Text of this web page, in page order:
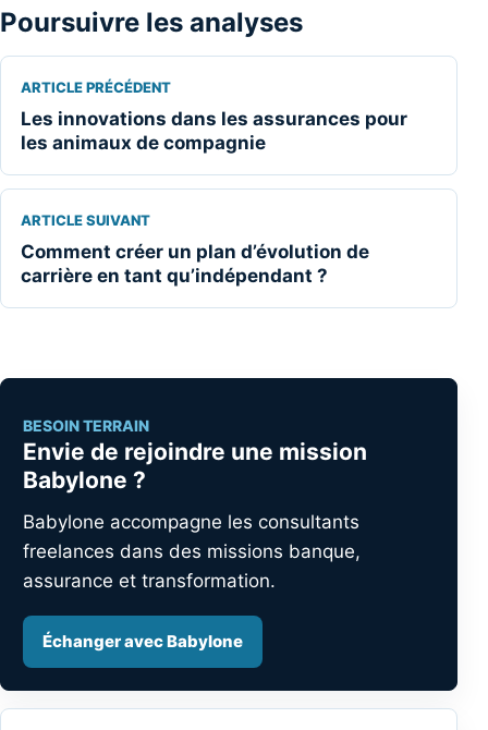
Poursuivre les analyses
ARTICLE PRÉCÉDENT
Les innovations dans les assurances pour
les animaux de compagnie
ARTICLE SUIVANT
Comment créer un plan d’évolution de
carrière en tant qu’indépendant ?
BESOIN TERRAIN
Envie de rejoindre une mission
Babylone ?
Babylone accompagne les consultants
freelances dans des missions banque,
assurance et transformation.
Échanger avec Babylone